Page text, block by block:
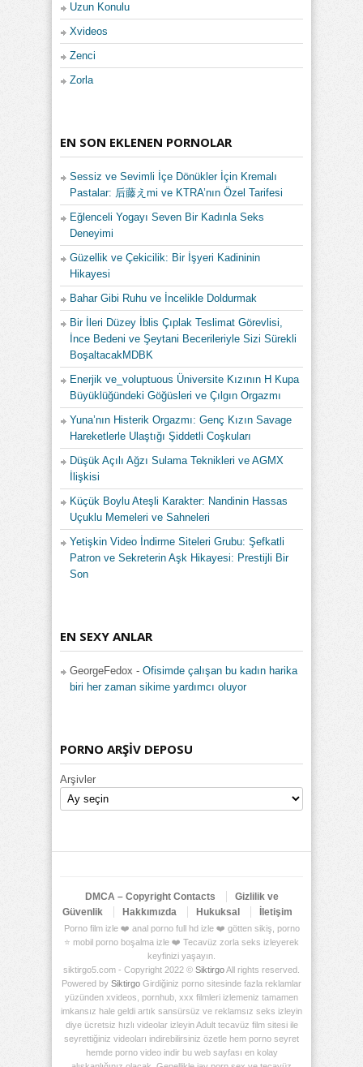
Uzun Konulu
Xvideos
Zenci
Zorla
EN SON EKLENEN PORNOLAR
Sessiz ve Sevimli İçe Dönükler İçin Kremalı
Pastalar: 后藤えmi ve KTRA’nın Özel Tarifesi
Eğlenceli Yogayı Seven Bir Kadınla Seks
Deneyimi
Güzellik ve Çekicilik: Bir İşyeri Kadininin
Hikayesi
Bahar Gibi Ruhu ve İncelikle Doldurmak
Bir İleri Düzey İblis Çıplak Teslimat Görevlisi,
İnce Bedeni ve Şeytani Becerileriyle Sizi Sürekli
BoşaltacakMDBK
Enerjik ve_voluptuous Üniversite Kızının H Kupa
Büyüklüğündeki Göğüsleri ve Çılgın Orgazmı
Yuna’nın Histerik Orgazmı: Genç Kızın Savage
Hareketlerle Ulaştığı Şiddetli Coşkuları
Düşük Açılı Ağzı Sulama Teknikleri ve AGMX
İlişkisi
Küçük Boylu Ateşli Karakter: Nandinin Hassas
Uçuklu Memeleri ve Sahneleri
Yetişkin Video İndirme Siteleri Grubu: Şefkatli
Patron ve Sekreterin Aşk Hikayesi: Prestijli Bir
Son
EN SEXY ANLAR
GeorgeFedox - Ofisimde çalışan bu kadın harika
biri her zaman sikime yardımcı oluyor
PORNO ARŞİV DEPOSU
Arşivler
DMCA – Copyright Contacts
Gizlilik ve
Güvenlik
Hakkımızda Hukuksal İletişim
Porno film izle ❤️ anal porno full hd izle ❤️ götten sikiş, porno
⭐ mobil porno boşalma izle ❤️ Tecavüz zorla seks izleyerek
keyfinizi yaşayın.
siktirgo5.com - Copyright 2022 © SiktirgoAll rights reserved.
Powered by Siktirgo Girdiğiniz porno sitesinde fazla reklamlar
yüzünden xvideos, pornhub, xxx filmleri izlemeniz tamamen
imkansız hale geldi artık sansürsüz ve reklamsız seks izleyin
diye ücretsiz hızlı videolar izleyin Adult tecavüz film sitesi ile
seyrettiğiniz videoları indirebilirsiniz özetle hem porno seyret
hemde porno video indir bu web sayfası en kolay